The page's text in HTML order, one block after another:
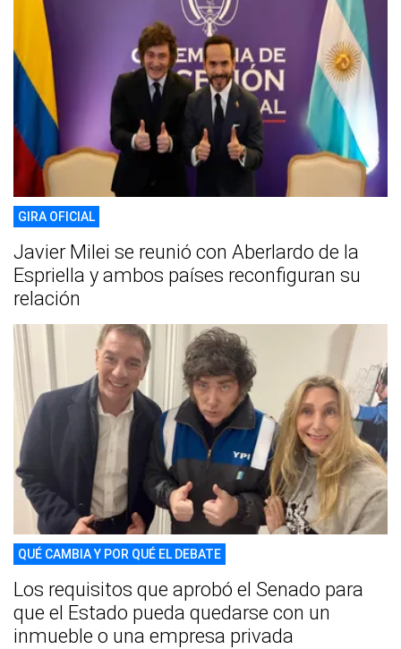
GIRA OFICIAL
Javier Milei se reunió con Aberlardo de la
Espriella y ambos países reconfiguran su
relación
QUÉ CAMBIA Y POR QUÉ EL DEBATE
Los requisitos que aprobó el Senado para
que el Estado pueda quedarse con un
inmueble o una empresa privada